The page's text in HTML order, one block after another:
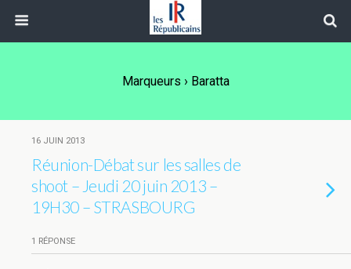
Marqueurs › Baratta
16 JUIN 2013
Réunion-Débat sur les salles de
shoot – Jeudi 20 juin 2013 –
19H30 – STRASBOURG
1 RÉPONSE